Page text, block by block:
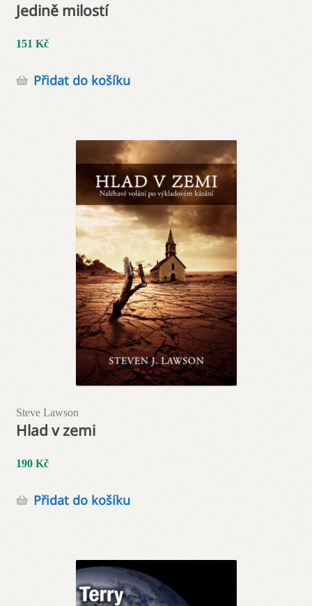
Jedině milostí
151 Kč
Přidat do košíku
Steve Lawson
Hlad v zemi
190 Kč
Přidat do košíku